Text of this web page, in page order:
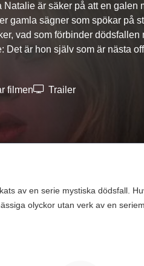
är säker på att en galen
gamla sägner som spökar på
vad som förbinder dödsfallen
är hon själv som är nästa
filmen Trailer
av en serie mystiska dödsfall.
olyckor utan verk av en
starka prestationer som Paul
blev 'Mördande legender' en